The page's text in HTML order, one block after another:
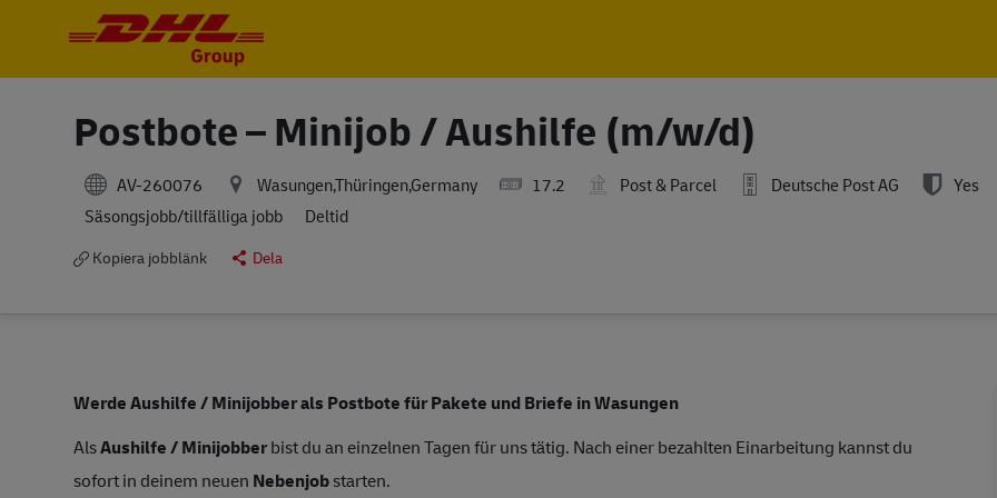
Postbote – Minijob / Aushilfe (m/w/d)
AV-260076 Wasungen,Thüringen,Germany 17.2 Post & Parcel Deutsche Post AG
Yes
Säsongsjobb/tillfälliga jobb
Deltid
Kopiera jobblänk Dela
Werde Aushilfe / Minijobber als Postbote für Pakete und Briefe in Wasungen
AlsAushilfe / Minijobberbist du an einzelnen Tagen für uns tätig. Nach einer bezahlten Einarbeitung kannst du
sofort in deinem neuen Nebenjobstarten.